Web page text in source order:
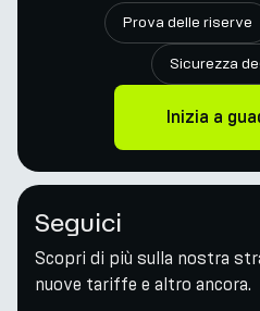
Prova delle riserve
Sicurezza
Inizia a
Seguici
Scopri di più sulla nostra
nuove tariffe e altro ancora.